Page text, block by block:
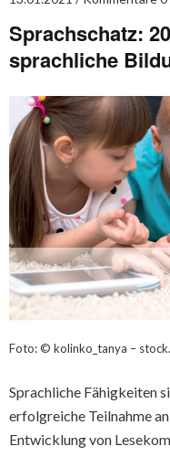
Sprachschatz:
sprachliche
Foto: © kolinko_tanya –
Sprachliche Fähigkeiten
erfolgreiche Teilnahme
Entwicklung von